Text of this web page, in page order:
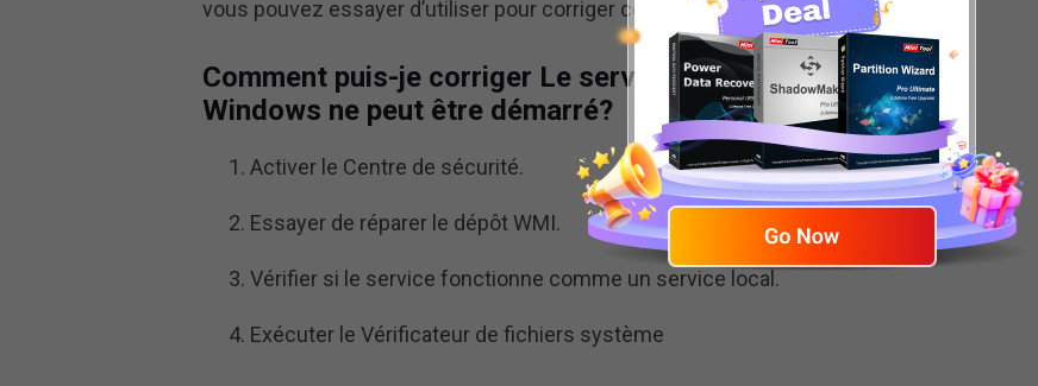
vous pouvez essayer d’utiliser pour corriger ce problème.
Comment puis-je corriger Le service du Centre de sécurité
Windows ne peut être démarré?
Activer le Centre de sécurité.
Essayer de réparer le dépôt WMI.
Vérifier si le service fonctionne comme un service local.
Exécuter le Vérificateur de fichiers système